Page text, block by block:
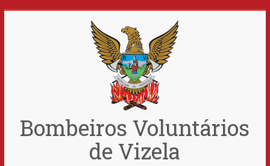
Bombeiros Voluntários
de Vizela